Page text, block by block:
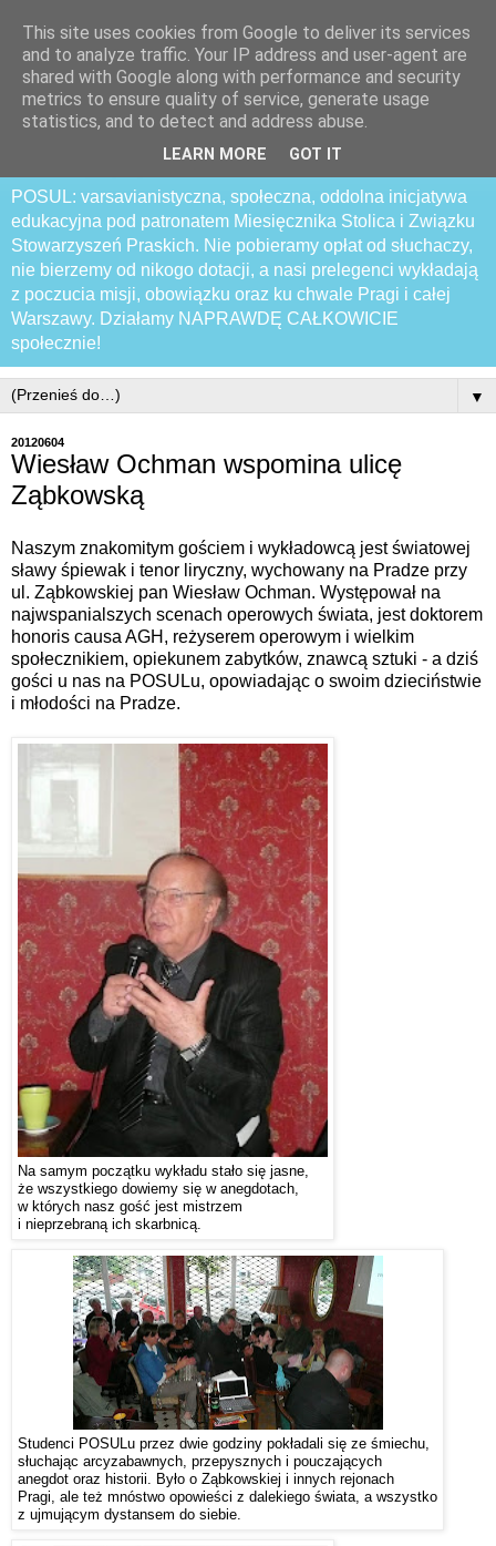
Praski Otwarty
Samozwańczy Uniwersytet
POSUL: varsavianistyczna, społeczna, oddolna inicjatywa
edukacyjna pod patronatem Miesięcznika Stolica i Związku
Stowarzyszeń Praskich. Nie pobieramy opłat od słuchaczy,
nie bierzemy od nikogo dotacji, a nasi prelegenci wykładają
z poczucia misji, obowiązku oraz ku chwale Pragi i całej
Warszawy. Działamy NAPRAWDĘ CAŁKOWICIE
społecznie!
▼
20120604
Wiesław Ochman wspomina ulicę
Ząbkowską
Naszym znakomitym gościem i wykładowcą jest światowej
sławy śpiewak i tenor liryczny, wychowany na Pradze przy
ul. Ząbkowskiej pan Wiesław Ochman. Występował na
najwspanialszych scenach operowych świata, jest doktorem
honoris causa AGH, reżyserem operowym i wielkim
społecznikiem, opiekunem zabytków, znawcą sztuki - a dziś
gości u nas na POSULu, opowiadając o swoim dzieciństwie
i młodości na Pradze.
Na samym początku wykładu stało się jasne,
że wszystkiego dowiemy się w anegdotach,
w których nasz gość jest mistrzem
i nieprzebraną ich skarbnicą.
Studenci POSULu przez dwie godziny pokładali się ze śmiechu,
słuchając arcyzabawnych, przepysznych i pouczających
anegdot oraz historii. Było o Ząbkowskiej i innych rejonach
Pragi, ale też mnóstwo opowieści z dalekiego świata, a wszystko
z ujmującym dystansem do siebie.
This site uses cookies from Google to deliver its services
and to analyze traffic. Your IP address and user-agent are
shared with Google along with performance and security
metrics to ensure quality of service, generate usage
statistics, and to detect and address abuse.
LEARN MORE GOT IT